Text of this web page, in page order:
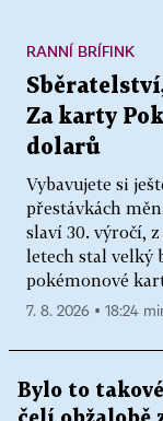
Za karty
dolarů
Vybavujete si
přestávkách
slaví 30. výročí,
letech stal velký
pokémonové
RANNÍ BRÍFINK
7. 8. 2026 ▪ 18:24
Bylo to